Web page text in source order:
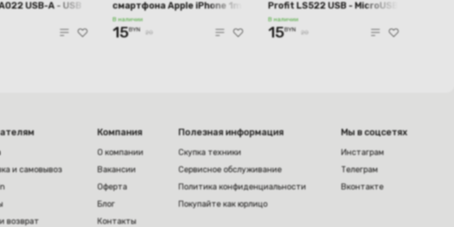
USB-A - USB
1м.
смартфона Apple iPhone 1m
(магнитный коннектор)
В наличии
15BYN 20
Profit LS522 USB - MicroUSB,
2м, чёрный
В наличии
15BYN 20
и самовывоз
возврат
Компания
О компании
Вакансии
Оферта
Блог
Контакты
Полезная информация
Скупка техники
Сервисное обслуживание
Политика конфиденциальности
Покупайте как юрлицо
Мы в соцсетях
Инстаграм
Телеграм
Вконтакте